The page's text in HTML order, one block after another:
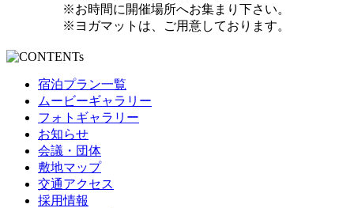
※お時間に開催場所へお集まり下さい。
※ヨガマットは、ご用意しております。
宿泊プラン一覧
ムービーギャラリー
フォトギャラリー
お知らせ
会議・団体
敷地マップ
交通アクセス
採用情報